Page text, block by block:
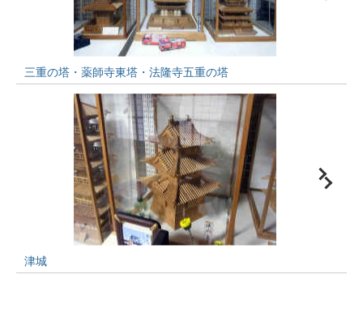
三重の塔・薬師寺東塔・法隆寺五重の塔
津城